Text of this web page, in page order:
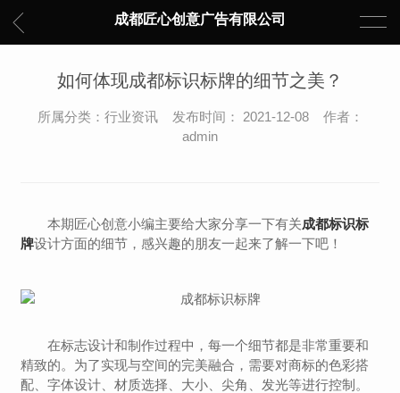
成都匠心创意广告有限公司
如何体现成都标识标牌的细节之美？
所属分类：行业资讯 发布时间： 2021-12-08 作者：
admin
本期匠心创意小编主要给大家分享一下有关成都标识标
牌设计方面的细节，感兴趣的朋友一起来了解一下吧！
在标志设计和制作过程中，每一个细节都是非常重要和
精致的。为了实现与空间的完美融合，需要对商标的色彩搭
配、字体设计、材质选择、大小、尖角、发光等进行控制。